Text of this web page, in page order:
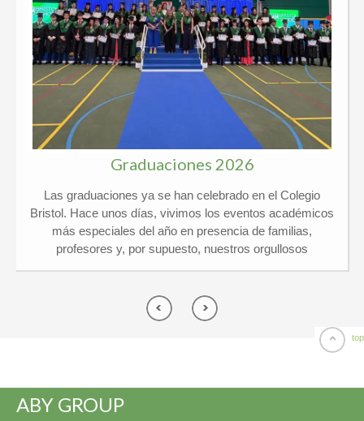
Graduaciones 2026
Las graduaciones ya se han celebrado en el Colegio
Bristol. Hace unos días, vivimos los eventos académicos
más especiales del año en presencia de familias,
profesores y, por supuesto, nuestros orgullosos
emocionante en el Colegio Privado Bristol, ¡y por partida
doble! Celebramos juntos las graduaciones de
montón de familias y profesores. ¡El ambiente no pudo
años se despidieron de Infantil listos para dar el gran salto
a Primaria y por otra, los chicos de 6º vivieron su gran
top
ABY GROUP